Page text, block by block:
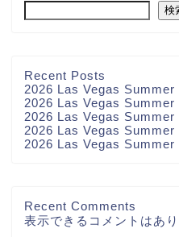
検
Recent Posts
2026 Las Vegas
2026 Las Vegas
2026 Las Vegas Summer
2026 Las Vegas Summer
2026 Las Vegas Summer
Recent Comments
表示できるコメントはあり